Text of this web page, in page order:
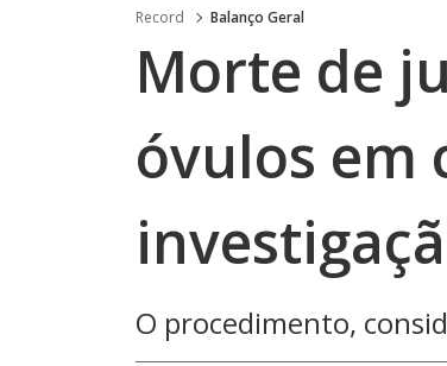
Record Balanço Geral
Morte de
óvulos em
O procedimento,